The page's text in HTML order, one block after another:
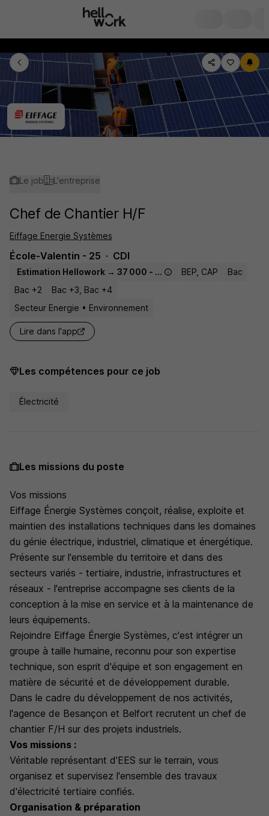
Le job L'entreprise
Chef de Chantier H/F
Eiffage Energie Systèmes
École-Valentin - 25 CDI
Estimation Hellowork → 37 000 - 49 200 € / an
BEP, CAP
Bac
Bac +2
Bac +3, Bac +4
Secteur Energie • Environnement
Lire dans l'app
Les compétences pour ce job
Électricité
Les missions du poste
Vos missions
Eiffage Énergie Systèmes conçoit, réalise, exploite et
maintien des installations techniques dans les domaines
du génie électrique, industriel, climatique et énergétique.
Présente sur l'ensemble du territoire et dans des
secteurs variés - tertiaire, industrie, infrastructures et
réseaux - l'entreprise accompagne ses clients de la
conception à la mise en service et à la maintenance de
leurs équipements.
Rejoindre Eiffage Énergie Systèmes, c'est intégrer un
groupe à taille humaine, reconnu pour son expertise
technique, son esprit d'équipe et son engagement en
matière de sécurité et de développement durable.
Dans le cadre du développement de nos activités,
l'agence de Besançon et Belfort recrutent un chef de
chantier F/H sur des projets industriels.
Vos missions :
Véritable représentant d'EES sur le terrain, vous
organisez et supervisez l'ensemble des travaux
d'électricité tertiaire confiés.
Organisation & préparation